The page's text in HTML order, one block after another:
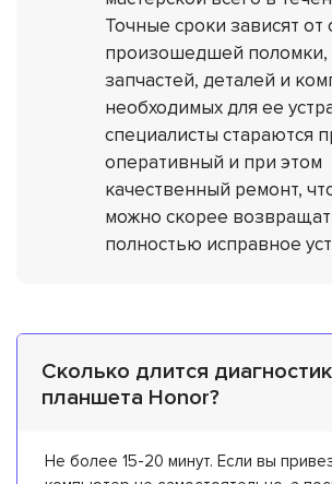
Точные сроки зависят
произошедшей поломки,
запчастей, деталей и
необходимых для ее
специалисты стараются
оперативный и при этом
качественный ремонт,
можно скорее
полностью исправное
Сколько длится
планшета Honor?
Не более 15-20 минут. Если вы